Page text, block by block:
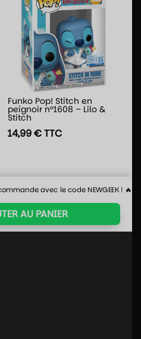
Funko Pop! Stitch en
peignoir n°1608 – Lilo &
Stitch
14,99€TTC
avec le code NEWGEEK ! 🔥
AU PANIER